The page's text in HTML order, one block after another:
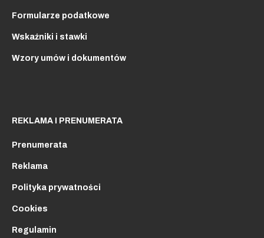
Formularze podatkowe
Wskaźniki i stawki
Wzory umów i dokumentów
REKLAMA I PRENUMERATA
Prenumerata
Reklama
Polityka prywatności
Cookies
Regulamin